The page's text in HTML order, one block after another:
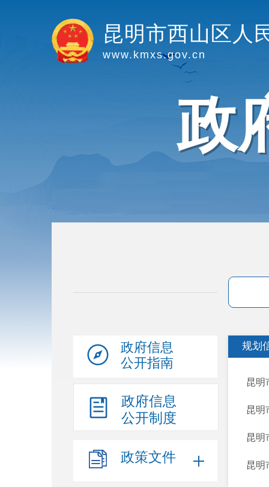
昆明市西山区人
www.kmxs.gov.cn
政
政府信息
公开指南
政府信息
公开制度
政策文件
规划
昆明
昆明
昆明
昆明